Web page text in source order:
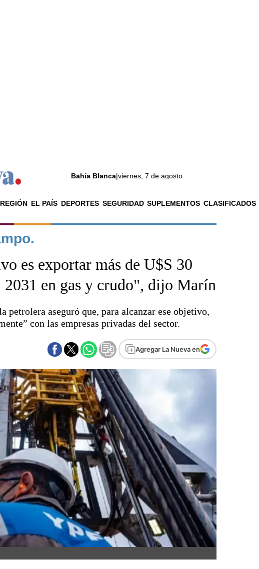
Bahía Blanca|viernes, 7 de agosto
EL PAÍS DEPORTES SEGURIDAD SUPLEMENTOS CLASIFICADOS
La ciudad
El país
Seguridad
Escenario Olímpico
Liga del Sur
Básquetbol
Fútbol
Federal A
Aplausos
Cines
Economía y finanzas
Con el campo
Espacio empresas
Sociedad
Tecnología
Turismo
Salud
Es viral
es exportar más de U$S 30
en gas y crudo", dijo Marín
petrolera aseguró que, para alcanzar ese objetivo,
con las empresas privadas del sector.
Agregar La Nueva en